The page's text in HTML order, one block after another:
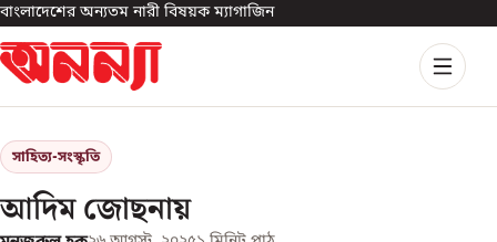
বাংলাদেশের অন্যতম নারী বিষয়ক ম্যাগাজিন
সাহিত্য-সংস্কৃতি
আদিম জোছনায়